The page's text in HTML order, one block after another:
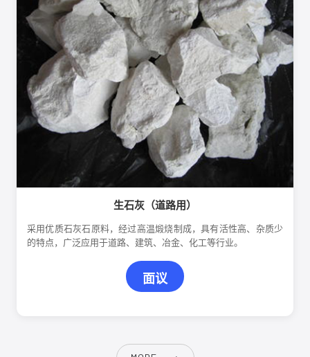
生石灰（道路用）
采用优质石灰石原料，经过高温煅烧制成，具有活性高、杂质少
的特点，广泛应用于道路、建筑、冶金、化工等行业。
面议